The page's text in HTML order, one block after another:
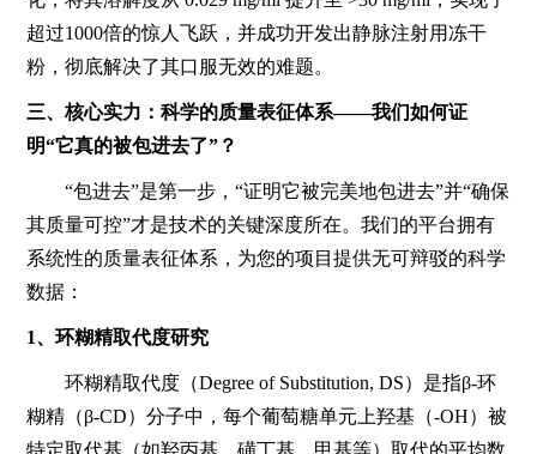
超过1000倍的惊人飞跃，并成功开发出静脉注射用冻干
粉，彻底解决了其口服无效的难题。
三、核心实力：科学的质量表征体系——我们如何证
明“它真的被包进去了”？
“包进去”是第一步，“证明它被完美地包进去”并“确保
其质量可控”才是技术的关键深度所在。我们的平台拥有
系统性的质量表征体系，为您的项目提供无可辩驳的科学
数据：
1、环糊精取代度研究
环糊精取代度（Degree of Substitution, DS）是指β-环
糊精（β-CD）分子中，每个葡萄糖单元上羟基（-OH）被
特定取代基（如羟丙基、磺丁基、甲基等）取代的平均数